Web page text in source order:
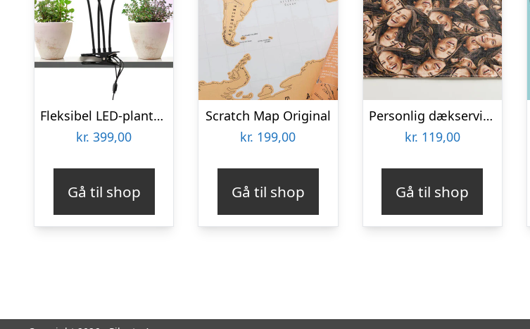
Fleksibel LED-plantelampe – KitchPro
kr. 399,00
Gå til shop
Scratch Map Original
kr. 199,00
Gå til shop
Personlig dækserviet med Billede – Multiface
kr. 119,00
Gå til shop